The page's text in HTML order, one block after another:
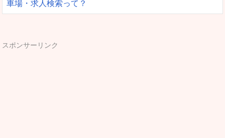
車場・求人検索って？
スポンサーリンク